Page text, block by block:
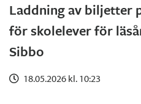
Laddning av biljetter
för skolelever för
Sibbo
18.05.2026 kl. 10:23